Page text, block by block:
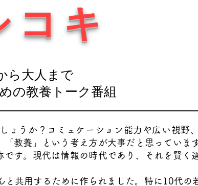
コキ
ら大人まで
の教養​トーク番組
ょうか？コミュケーション能力や広い視野
教養」という考え方が大事だと思っていま
す。現代は情報の時代であり、それを賢く
共用するために作られました。特に10代の